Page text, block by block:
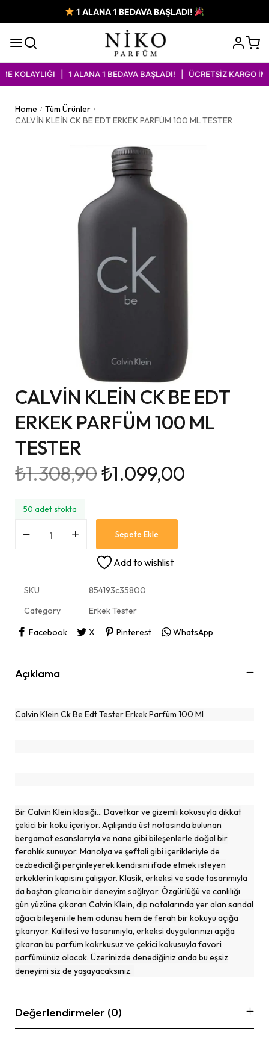
1 ALANA 1 BEDAVA BAŞLADI!
KOLAYLIĞI | 1 ALANA 1 BEDAVA BAŞLADI! | ÜCRETSİZ KARGO
Home / Tüm Ürünler /
CALVİN KLEİN CK BE EDT ERKEK PARFÜM 100 ML TESTER
CALVİN KLEİN CK BE EDT
ERKEK PARFÜM 100 ML
TESTER
₺1.308,90₺1.099,00
50 adet stokta
Sepete Ekle
Add to wishlist
SKU
854193c35800
Category
Erkek Tester
Facebook
X Pinterest WhatsApp
Açıklama
Calvin Klein Ck Be Edt Tester Erkek Parfüm 100 Ml
Bir Calvin Klein klasiği… Davetkar ve gizemli kokusuyla dikkat
çekici bir koku içeriyor. Açılışında üst notasında bulunan
bergamot esanslarıyla ve nane gibi bileşenlerle doğal bir
ferahlık sunuyor. Manolya ve şeftali gibi içerikleriyle de
cezbediciliği perçinleyerek kendisini ifade etmek isteyen
erkeklerin kapısını çalışıyor. Klasik, erkeksi ve sade tasarımıyla
da baştan çıkarıcı bir deneyim sağlıyor. Özgürlüğü ve canlılığı
gün yüzüne çıkaran Calvin Klein, dip notalarında yer alan sandal
ağacı bileşeni ile hem odunsu hem de ferah bir kokuyu açığa
çıkarıyor. Kalitesi ve tasarımıyla, erkeksi duygularınızı açığa
çıkaran bu parfüm kokrkusuz ve çekici kokusuyla favori
parfümünüz olacak. Üzerinizde denediğiniz anda bu eşsiz
deneyimi siz de yaşayacaksınız.
Değerlendirmeler (0)